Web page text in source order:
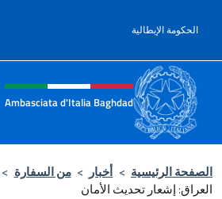
الحكومة الإيطالية
sito, social e menù
Ambasciata d'Italia Baghdad
الصفحة الرئيسية > أخبار > من السفارة >
العراق: إشعار تحديث الأمان